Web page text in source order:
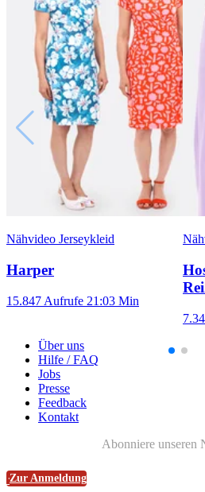
Nähvideo Jerseykleid
Harper
15.847 Aufrufe 21:03 Min
Über uns
Hilfe / FAQ
Jobs
Presse
Feedback
Kontakt
Abonniere unseren
Zur Anmeldung